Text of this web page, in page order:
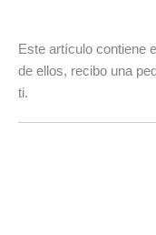
Este artículo contiene
de ellos, recibo una
ti.